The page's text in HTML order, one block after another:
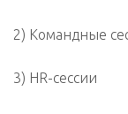
2) Командные
3) HR-сессии